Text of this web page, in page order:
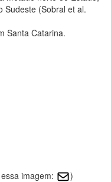
Sudeste (Sobral et al.
Santa Catarina.
imagem:
)